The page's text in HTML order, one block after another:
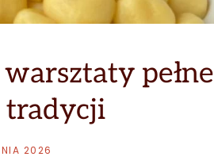
pełne
tradycji
2026